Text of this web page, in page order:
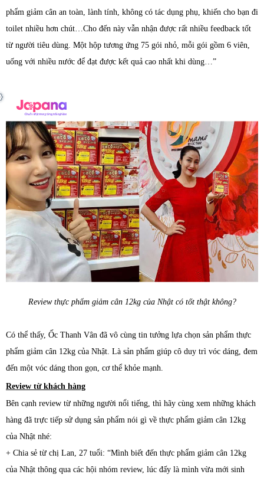
phẩm giảm cân an toàn, lành tính, không có tác dụng phụ, khiến cho bạn đi
toilet nhiều hơn chút…Cho đến này vẫn nhận được rất nhiều feedback tốt
từ người tiêu dùng. Một hộp tương ứng 75 gói nhỏ, mỗi gói gồm 6 viên,
uống với nhiều nước để đạt được kết quả cao nhất khi dùng…”
Review thực phẩmgiảm cân 12kg của Nhật có tốt thật không?
Có thể thấy, Ốc Thanh Vân đã vô cùng tin tưởng lựa chọn sản phẩm thực
phẩm giảm cân 12kg của Nhật. Là sản phẩm giúp cô duy trì vóc dáng, đem
đến một vóc dáng thon gọn, cơ thể khỏe mạnh.
Review từ khách hàng
Bên cạnh review từ những người nổi tiếng, thì hãy cùng xem những khách
hàng đã trực tiếp sử dụng sản phẩm nói gì về thực phẩm giảm cân 12kg
của Nhật nhé:
+ Chia sẻ từ chị Lan, 27 tuổi: “Mình biết đến thực phẩm giảm cân 12kg
của Nhật thông qua các hội nhóm review, lúc đấy là mình vừa mới sinh